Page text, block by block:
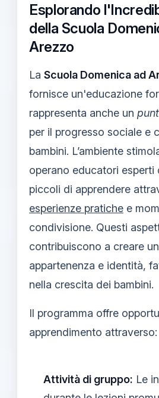
Esplorando
della Scuola
Arezzo
La Scuola Domenica ad
fornisce un'educazione
rappresenta anche un
per il progresso sociale e
bambini. L’ambiente
operano educatori esperti
piccoli di apprendere
esperienze pratiche e
condivisione. Questi
contribuiscono a creare
appartenenza e identità,
nella crescita dei bambini.
Il programma offre
apprendimento attraverso:
Attività di gruppo: Le